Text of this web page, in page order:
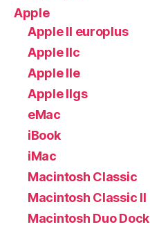
Apple
Apple II europlus
Apple IIc
Apple IIe
Apple IIgs
eMac
iBook
iMac
Macintosh Classic
Macintosh Classic II
Macintosh Duo Dock